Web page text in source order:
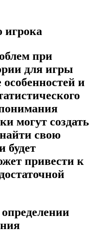
игрока
при
для игры
и
могут создать
свою
будет
привести к